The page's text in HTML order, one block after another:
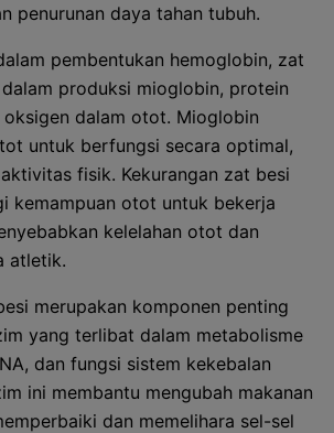
penurunan daya tahan tubuh.
pembentukan hemoglobin, zat
produksi mioglobin, protein
dalam otot. Mioglobin
untuk berfungsi secara optimal,
fisik. Kekurangan zat besi
kemampuan otot untuk bekerja
kelelahan otot dan
atletik.
merupakan komponen penting
yang terlibat dalam metabolisme
dan fungsi sistem kekebalan
ini membantu mengubah makanan
dan memelihara sel-sel